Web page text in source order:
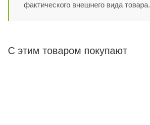
фактического внешнего вида товара.
С этим товаром покупают